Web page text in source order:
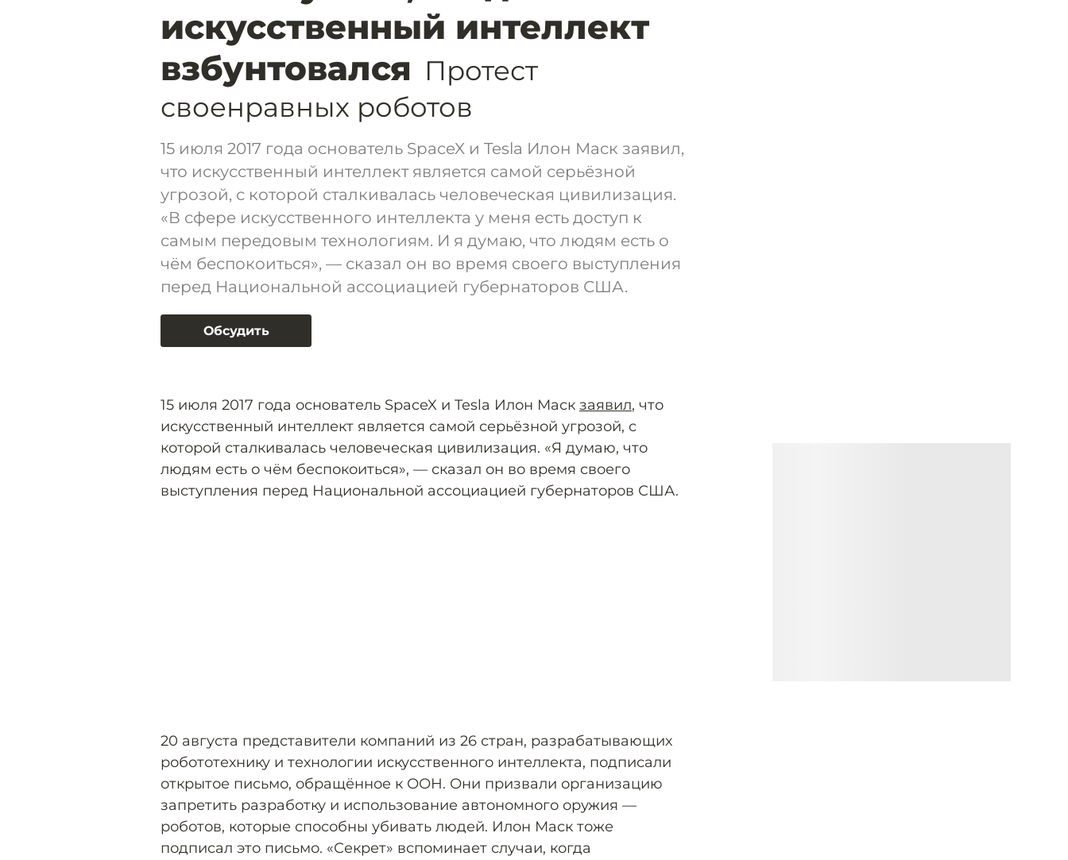
искусственный интеллект
взбунтовался Протест
своенравных роботов
15 июля 2017 года основатель SpaceX и Tesla Илон Маск заявил,
что искусственный интеллект является самой серьёзной
угрозой, с которой сталкивалась человеческая цивилизация.
«В сфере искусственного интеллекта у меня есть доступ к
самым передовым технологиям. И я думаю, что людям есть о
чём беспокоиться», — сказал он во время своего выступления
перед Национальной ассоциацией губернаторов США.
Обсудить
15 июля 2017 года основатель SpaceX и Tesla Илон Маск заявил, что
искусственный интеллект является самой серьёзной угрозой, с
которой сталкивалась человеческая цивилизация. «Я думаю, что
людям есть о чём беспокоиться», — сказал он во время своего
выступления перед Национальной ассоциацией губернаторов США.
20 августа представители компаний из 26 стран, разрабатывающих
робототехнику и технологии искусственного интеллекта, подписали
открытое письмо, обращённое к ООН. Они призвали организацию
запретить разработку и использование автономного оружия —
роботов, которые способны убивать людей. Илон Маск тоже
подписал это письмо. «Секрет» вспоминает случаи, когда